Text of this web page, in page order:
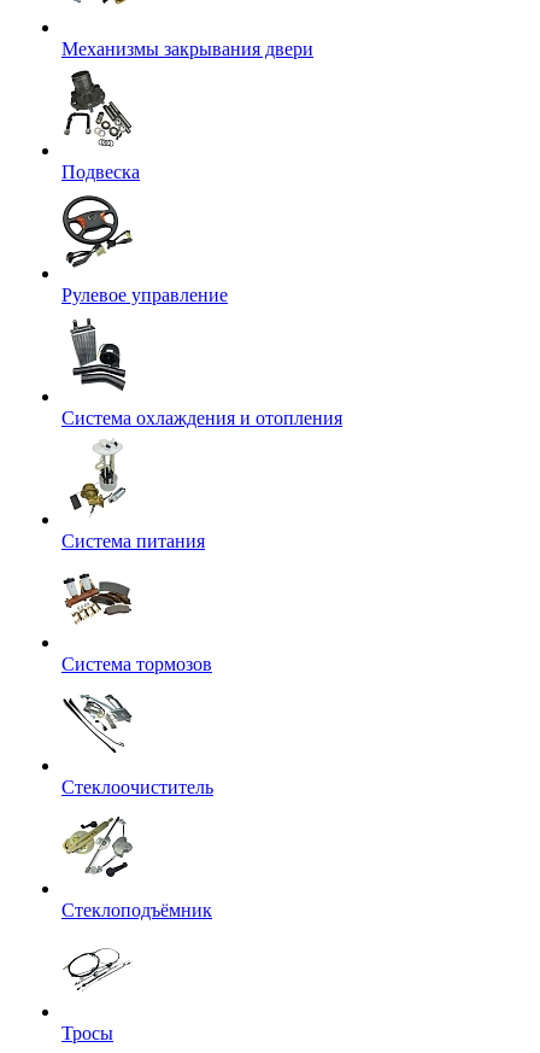
Механизмы закрывания двери
Подвеска
Рулевое управление
Система охлаждения и отопления
Система питания
Система тормозов
Стеклоочиститель
Стеклоподъёмник
Тросы